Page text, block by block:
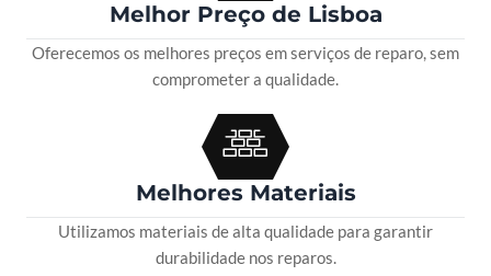
Melhor Preço de Lisboa
Oferecemos os melhores preços em serviços de reparo, sem
comprometer a qualidade.
Melhores Materiais
Utilizamos materiais de alta qualidade para garantir
durabilidade nos reparos.